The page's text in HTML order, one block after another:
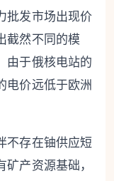
批发市场出现价
截然不同的模
由于俄核电站的
电价远低于欧洲
不存在铀供应短
产资源基础，